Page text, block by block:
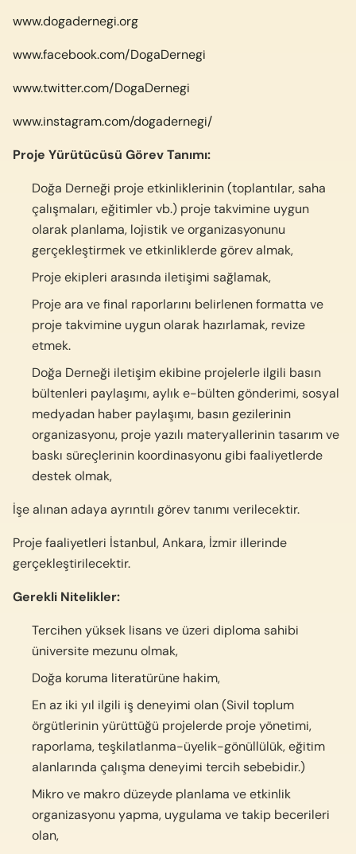
www.dogadernegi.org
www.facebook.com/DogaDernegi
www.twitter.com/DogaDernegi
www.instagram.com/dogadernegi/
Proje Yürütücüsü Görev Tanımı:
Doğa Derneği proje etkinliklerinin (toplantılar, saha
çalışmaları, eğitimler vb.) proje takvimine uygun
olarak planlama, lojistik ve organizasyonunu
gerçekleştirmek ve etkinliklerde görev almak,
Proje ekipleri arasında iletişimi sağlamak,
Proje ara ve final raporlarını belirlenen formatta ve
proje takvimine uygun olarak hazırlamak, revize
etmek.
Doğa Derneği iletişim ekibine projelerle ilgili basın
bültenleri paylaşımı, aylık e-bülten gönderimi, sosyal
medyadan haber paylaşımı, basın gezilerinin
organizasyonu, proje yazılı materyallerinin tasarım ve
baskı süreçlerinin koordinasyonu gibi faaliyetlerde
destek olmak,
İşe alınan adaya ayrıntılı görev tanımı verilecektir.
Proje faaliyetleri İstanbul, Ankara, İzmir illerinde
gerçekleştirilecektir.
Gerekli Nitelikler:
Tercihen yüksek lisans ve üzeri diploma sahibi
üniversite mezunu olmak,
Doğa koruma literatürüne hakim,
En az iki yıl ilgili iş deneyimi olan (Sivil toplum
örgütlerinin yürüttüğü projelerde proje yönetimi,
raporlama, teşkilatlanma-üyelik-gönüllülük, eğitim
alanlarında çalışma deneyimi tercih sebebidir.)
Mikro ve makro düzeyde planlama ve etkinlik
organizasyonu yapma, uygulama ve takip becerileri
olan,